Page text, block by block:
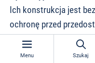
Ich konstrukcja jest
ochronę przed
kabiny. Są także
dzięki sprawnemu
Menu Szukaj